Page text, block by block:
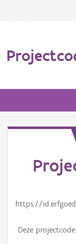
https://
Deze